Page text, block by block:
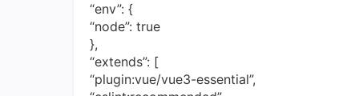
“env”: {
“node”: true
},
“extends”: [
“plugin:vue/vue3-essential”,